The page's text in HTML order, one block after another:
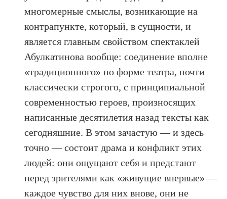
многомерные смыслы, возникающие на
контрапункте, который, в сущности, и
является главным свойством спектаклей
Абулкатинова вообще: соединение вполне
«традиционного» по форме театра, почти
классически строгого, с принципиальной
современностью героев, произносящих
написанные десятилетия назад тексты как
сегодняшние. В этом зачастую — и здесь
точно — состоит драма и конфликт этих
людей: они ощущают себя и предстают
перед зрителями как «живущие впервые» —
каждое чувство для них внове, они не